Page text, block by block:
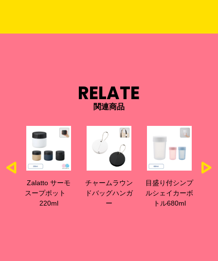
RELATE
関連商品
チャームラウン
ドバッグハンガ
ー
目盛り付シンプ
ルシェイカーボ
トル680ml
シリコンシェイ
カーボール+目
盛り付ハンドル